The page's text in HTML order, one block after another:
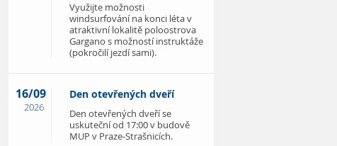
Využijte možnosti
windsurfování na konci léta v
atraktivní lokalitě poloostrova
Gargano s možností instruktáže
(pokročilí jezdí sami).
16/09
2026
Den otevřených dveří
Den otevřených dveří se
uskuteční od 17:00 v budově
MUP v Praze-Strašnicích.